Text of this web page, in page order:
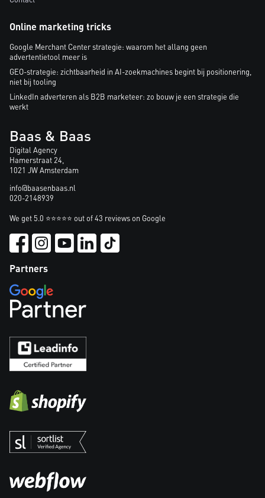
Online marketing tricks
Google Merchant Center strategie: waarom het allang geen
advertentietool meer is
GEO-strategie: zichtbaarheid in AI-zoekmachines begint bij positionering,
niet bij tooling
LinkedIn adverteren als B2B marketeer: zo bouw je een strategie die
werkt
Baas & Baas
Digital Agency
Hamerstraat 24,
1021 JW Amsterdam
info@baasenbaas.nl
020-2148939
We get 5.0 ⭐⭐⭐⭐⭐ out of 43 reviews on Google
Partners